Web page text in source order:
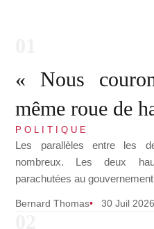
« Nous
même roue de
POLITIQUE
Les parallèles entre les
nombreux. Les deux
parachutées au
Bernard Thomas 30 Juil